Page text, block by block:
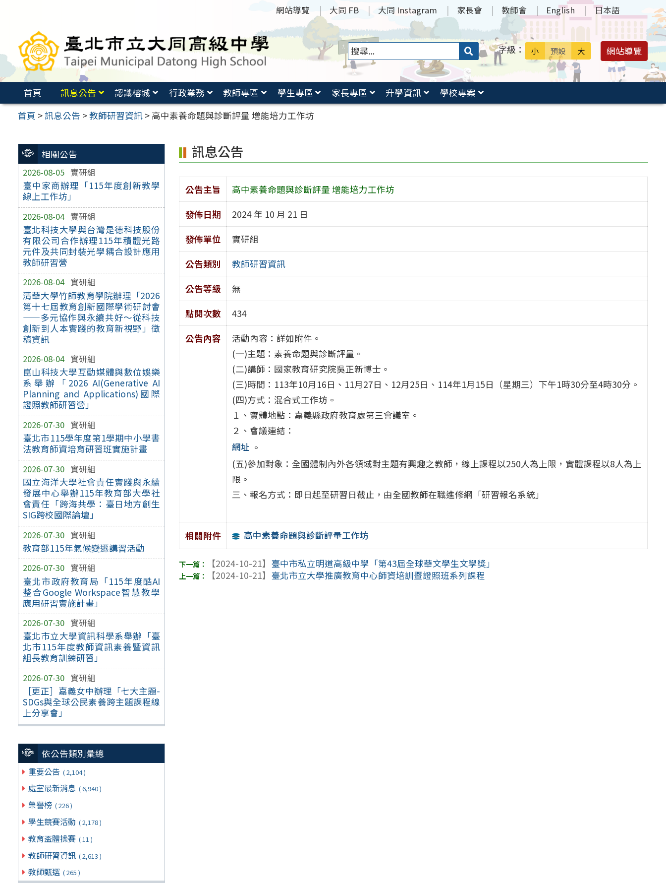
要
容
網站導覽 大同 FB 大同 Instagram 家長會 教師會 English 日本語
搜
送出 字級： 小 預設 大 網站導覽
首頁 訊息公告 認識榕城 行政業務 教師專區 學生專區 家長專區 升學資訊
學校專案
首頁 >訊息公告 >教師研習資訊 > 高中素養命題與診斷評量 增能培力工作坊
相關公告
2026-08-05 實研組
臺中家商辦理「115年度創新教學
線上工作坊」
2026-08-04 實研組
臺北科技大學與台灣是德科技股份
有限公司合作辦理115年積體光路
元件及共同封裝光學耦合設計應用
教師研習營
2026-08-04 實研組
清華大學竹師教育學院辦理「2026
第十七屆教育創新國際學術研討會
——多元協作與永續共好～從科技
創新到人本實踐的教育新視野」徵
稿資訊
2026-08-04 實研組
崑山科技大學互動媒體與數位娛樂
系舉辦「2026 AI(Generative AI
Planning and Applications)國際
證照教師研習營」
2026-07-30 實研組
臺北市115學年度第1學期中小學書
法教育師資培育研習班實施計畫
2026-07-30 實研組
國立海洋大學社會責任實踐與永續
發展中心舉辦115年教育部大學社
會責任「跨海共學：臺日地方創生
SIG跨校國際論壇」
2026-07-30 實研組
教育部115年氣候變遷講習活動
2026-07-30 實研組
臺北市政府教育局「115年度酷AI
整合Google Workspace智慧教學
應用研習實施計畫」
2026-07-30 實研組
臺北市立大學資訊科學系舉辦「臺
北市115年度教師資訊素養暨資訊
組長教育訓練研習」
2026-07-30 實研組
［更正］嘉義女中辦理「七大主題-
SDGs與全球公民素養跨主題課程線
上分享會」
依公告類別彙總
重要公告 ( 2,104 )
處室最新消息 ( 6,940 )
榮譽榜 ( 226 )
學生競賽活動 ( 2,178 )
教育盃體操賽 ( 11 )
教師研習資訊 ( 2,613 )
教師甄選 ( 265 )
訊息公告
公告主旨
高中素養命題與診斷評量 增能培力工作坊
發佈日期
2024 年 10 月 21 日
發佈單位
實研組
公告類別
教師研習資訊
公告等級
無
點閱次數
434
公告內容
活動內容：詳如附件。
(一)主題：素養命題與診斷評量。
(二)講師：國家教育研究院吳正新博士。
(三)時間：113年10月16日、11月27日、12月25日、114年1月15日（星期三）下午1時30分至4時30分。
(四)方式：混合式工作坊。
１、實體地點：嘉義縣政府教育處第三會議室。
２、會議連結：
網址 。
(五)參加對象：全國體制內外各領域對主題有興趣之教師，線上課程以250人為上限，實體課程以8人為上
限。
三、報名方式：即日起至研習日截止，由全國教師在職進修網「研習報名系統」
相關附件 高中素養命題與診斷評量工作坊
【2024-10-21】 臺中市私立明道高級中學「第43屆全球華文學生文學獎」
【2024-10-21】 臺北市立大學推廣教育中心師資培訓暨證照班系列課程